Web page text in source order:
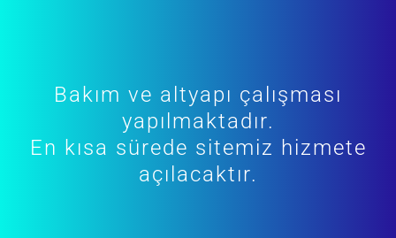
Bakım ve altyapı çalışması
yapılmaktadır.
En kısa sürede sitemiz hizmete
açılacaktır.